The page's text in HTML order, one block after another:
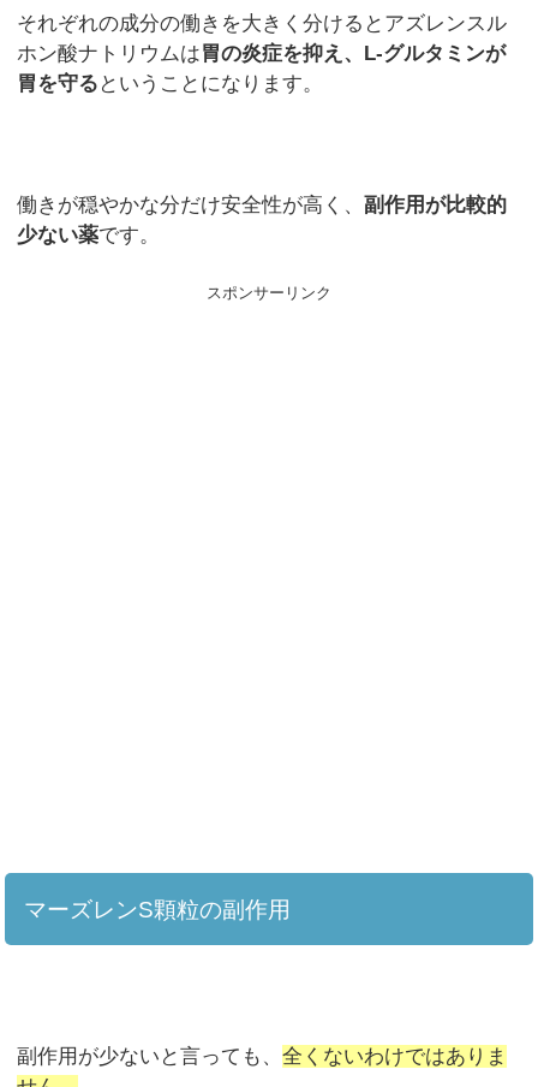
それぞれの成分の働きを大きく分けるとアズレンスル
ホン酸ナトリウムは胃の炎症を抑え、L-グルタミンが
胃を守る ということになります。
働きが穏やかな分だけ安全性が高く、副作用が比較的
少ない薬です。
スポンサーリンク
マーズレンS顆粒の副作用
副作用が少ないと言っても、全くないわけではありま